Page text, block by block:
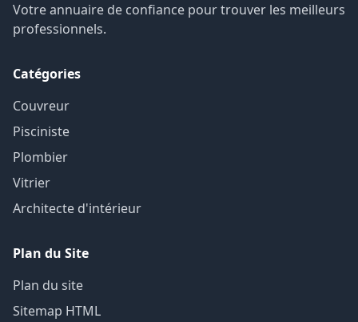
Votre annuaire de confiance pour trouver les meilleurs
professionnels.
Catégories
Couvreur
Pisciniste
Plombier
Vitrier
Architecte d'intérieur
Plan du Site
Plan du site
Sitemap HTML